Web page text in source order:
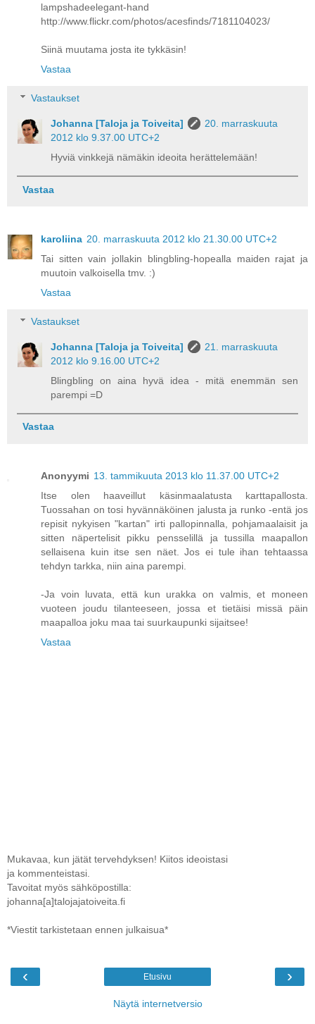
lampshadeelegant-hand
http://www.flickr.com/photos/acesfinds/7181104023/
Siinä muutama josta ite tykkäsin!
Vastaa
Vastaukset
Johanna [Taloja ja Toiveita]
20. marraskuuta
2012 klo 9.37.00 UTC+2
Hyviä vinkkejä nämäkin ideoita herättelemään!
Vastaa
karoliina 20. marraskuuta 2012 klo 21.30.00 UTC+2
Tai sitten vain jollakin blingbling-hopealla maiden rajat ja
muutoin valkoisella tmv. :)
Vastaa
Vastaukset
Johanna [Taloja ja Toiveita]
21. marraskuuta
2012 klo 9.16.00 UTC+2
Blingbling on aina hyvä idea - mitä enemmän sen
parempi =D
Vastaa
Anonyymi 13. tammikuuta 2013 klo 11.37.00 UTC+2
Itse olen haaveillut käsinmaalatusta karttapallosta.
Tuossahan on tosi hyvännäköinen jalusta ja runko -entä jos
repisit nykyisen "kartan" irti pallopinnalla, pohjamaalaisit ja
sitten näpertelisit pikku pensselillä ja tussilla maapallon
sellaisena kuin itse sen näet. Jos ei tule ihan tehtaassa
tehdyn tarkka, niin aina parempi.
-Ja voin luvata, että kun urakka on valmis, et moneen
vuoteen joudu tilanteeseen, jossa et tietäisi missä päin
maapalloa joku maa tai suurkaupunki sijaitsee!
Vastaa
Mukavaa, kun jätät tervehdyksen! Kiitos ideoistasi
ja kommenteistasi.
Tavoitat myös sähköpostilla:
johanna[a]talojajatoiveita.fi
*Viestit tarkistetaan ennen julkaisua*
‹ ›
Etusivu
Näytä internetversio